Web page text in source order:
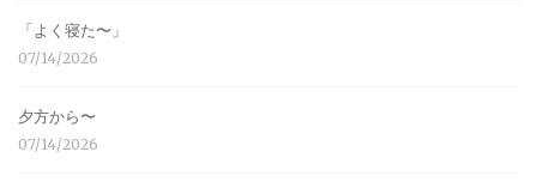
「よく寝た〜」
07/14/2026
夕方から〜
07/14/2026